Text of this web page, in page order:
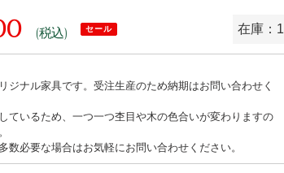
(税込) セール 在庫：1
ジナル家具です。受注生産のため納期はお問い合わせく
ているため、一つ一つ杢目や木の色合いが変わりますの
数必要な場合はお気軽にお問い合わせください。